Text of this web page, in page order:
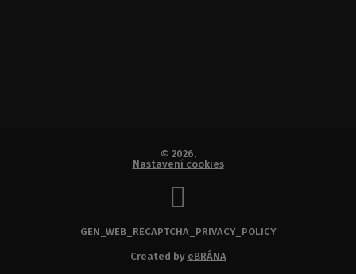
© 2026,
Nastavení cookies
GEN_WEB_RECAPTCHA_PRIVACY_POLICY
Created by eBRÁNA